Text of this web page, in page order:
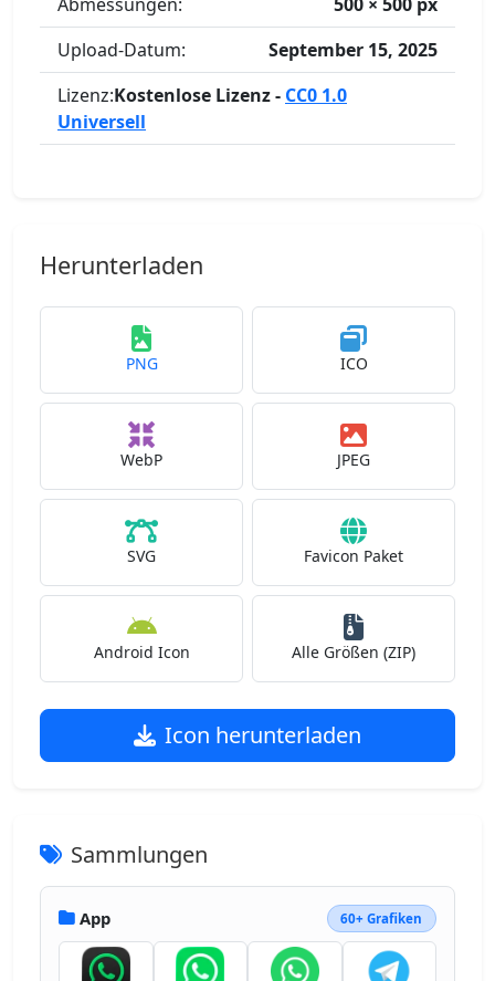
Upload-Datum:
September 15, 2025
Lizenz:Kostenlose Lizenz - CC0 1.0
Universell
Herunterladen
PNG ICO
WebP JPEG
SVG Favicon Paket
Android Icon Alle Größen (ZIP)
Icon herunterladen
Sammlungen
App 60+ Grafiken